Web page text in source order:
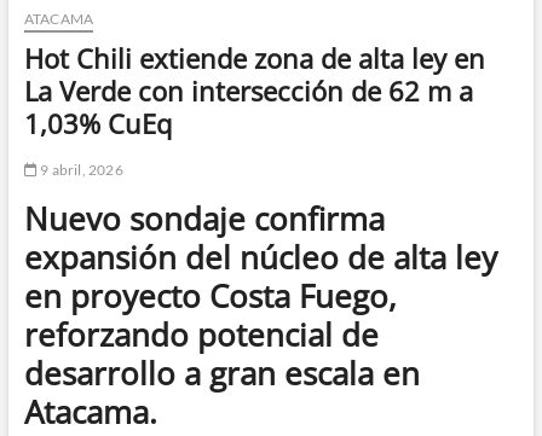
ATACAMA
Hot Chili extiende zona de alta ley en
La Verde con intersección de 62 m a
1,03% CuEq
9 abril, 2026
Nuevo sondaje confirma
expansión del núcleo de alta ley
en proyecto Costa Fuego,
reforzando potencial de
desarrollo a gran escala en
Atacama.